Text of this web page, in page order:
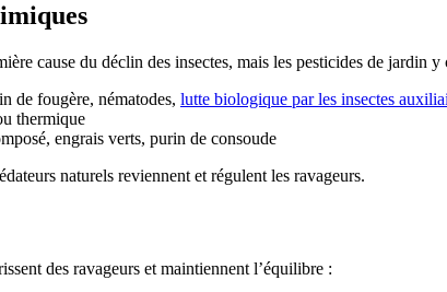
cause du déclin des insectes, mais les pesticides de jardin
de fougère, nématodes, lutte biologique par les insectes
thermique
engrais verts, purin de consoude
naturels reviennent et régulent les ravageurs.
des ravageurs et maintiennent l’équilibre :